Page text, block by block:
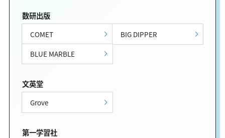
数研出版
COMET
BIG DIPPER
BLUE MARBLE
文英堂
Grove
第一学習社